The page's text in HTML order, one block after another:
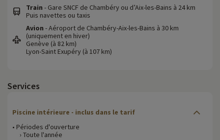
Train - Gare SNCF de Chambéry ou d’Aix-les-Bains à 24 km
Puis navettes ou taxis
Avion - Aéroport de Chambéry-Aix-les-Bains à 30 km
(uniquement en hiver)
Genève (à 82 km)
Lyon-Saint Exupéry (à 107 km)
Services
Piscine intérieure - inclus dans le tarif
• Périodes d'ouverture
› Toute l'année